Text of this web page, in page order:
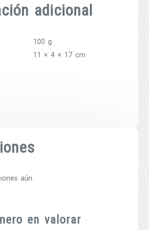
adicional
100 g
11 × 4 × 17 cm
aún.
en valorar